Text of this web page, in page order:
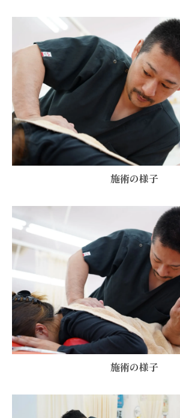
施術の様子
施術の様子